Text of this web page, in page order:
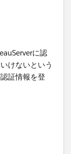
に認
けないという
証情報を登
発者は管理
ースに認証情